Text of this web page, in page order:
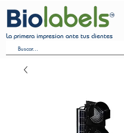
La primera impresion ante tus clientes